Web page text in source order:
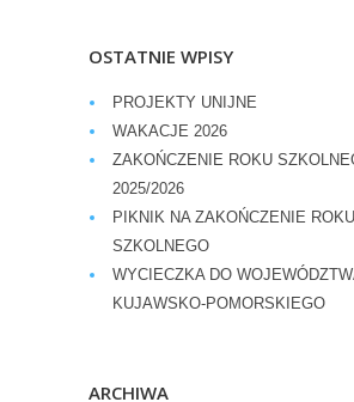
OSTATNIE WPISY
PROJEKTY UNIJNE
WAKACJE 2026
ZAKOŃCZENIE ROKU
2025/2026
PIKNIK NA ZAKOŃCZENIE ROKU
SZKOLNEGO
WYCIECZKA DO
KUJAWSKO-POMORSKIEGO
ARCHIWA